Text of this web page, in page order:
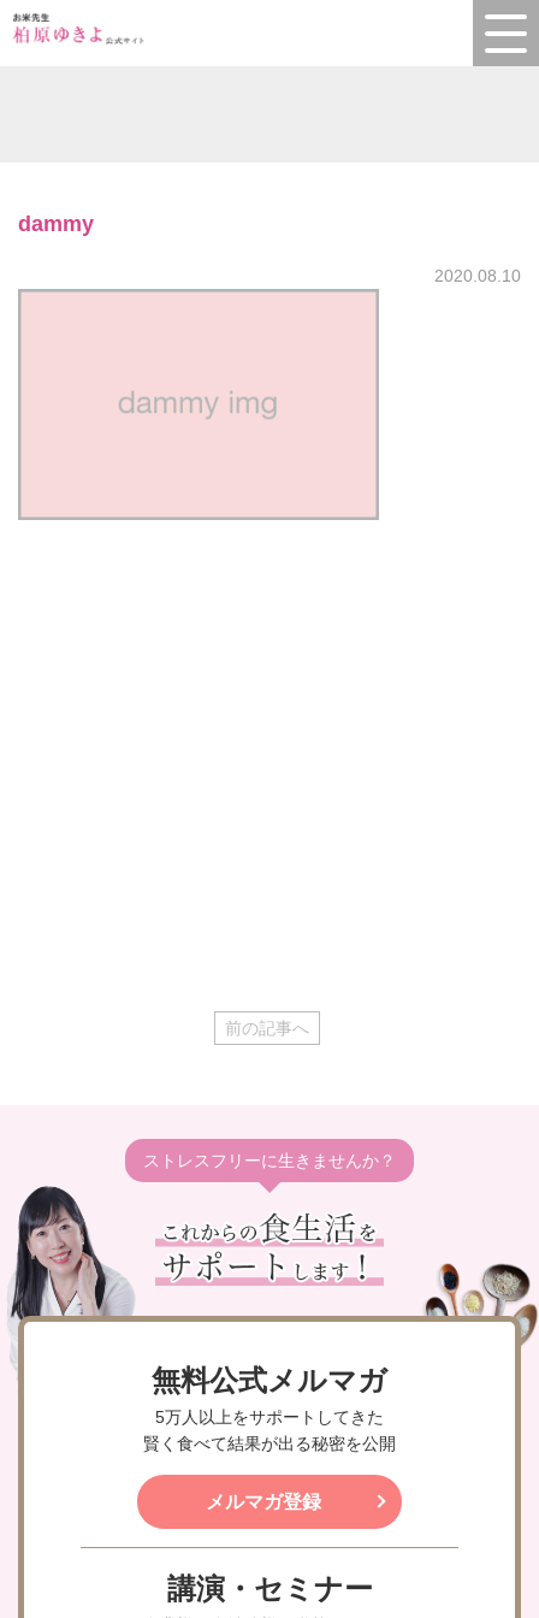
dammy
2020.08.10
前の記事へ
ストレスフリーに生きませんか？
無料公式メルマガ
5万人以上をサポートしてきた
賢く食べて結果が出る秘密を公開
メルマガ登録
講演・セミナー